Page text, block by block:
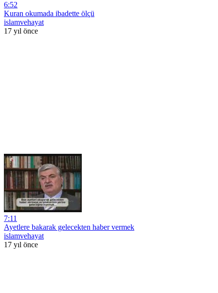
6:52
Kuran okumada ibadette ölçü
islamvehayat
17 yıl önce
7:11
Ayetlere bakarak gelecekten haber vermek
islamvehayat
17 yıl önce